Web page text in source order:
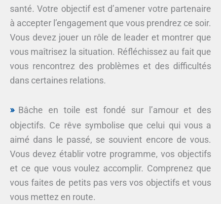
santé. Votre objectif est d’amener votre partenaire
à accepter l’engagement que vous prendrez ce soir.
Vous devez jouer un rôle de leader et montrer que
vous maîtrisez la situation. Réfléchissez au fait que
vous rencontrez des problèmes et des difficultés
dans certaines relations.
Bâche en toile est fondé sur l’amour et des
objectifs. Ce rêve symbolise que celui qui vous a
aimé dans le passé, se souvient encore de vous.
Vous devez établir votre programme, vos objectifs
et ce que vous voulez accomplir. Comprenez que
vous faites de petits pas vers vos objectifs et vous
vous mettez en route.